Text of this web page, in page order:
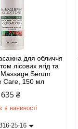
для обличчя
лісових ягід та
Massage Serum
Care, 150 мл
635 ₴
в наявності
25-16